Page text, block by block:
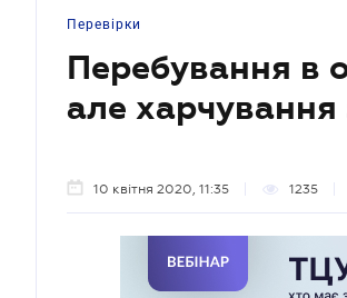
Перевірки
Перебування в
але харчування
10 квітня 2020, 11:35 1235